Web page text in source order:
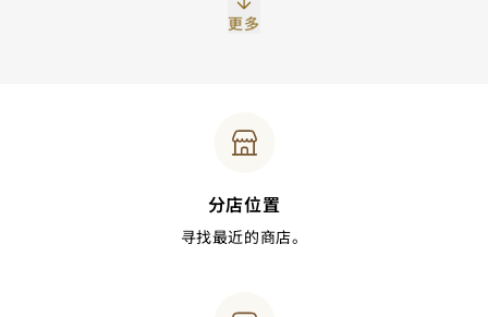
更多
分店位置
寻找最近的商店。